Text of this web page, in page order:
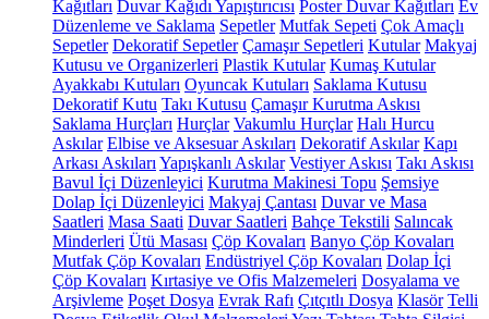
Kağıtları Duvar Kağıdı Yapıştırıcısı Poster Duvar Kağıtları Ev
Düzenleme ve Saklama Sepetler Mutfak Sepeti Çok Amaçlı
Sepetler Dekoratif Sepetler Çamaşır Sepetleri Kutular Makyaj
Kutusu ve Organizerleri Plastik Kutular Kumaş Kutular
Ayakkabı Kutuları Oyuncak Kutuları Saklama Kutusu
Dekoratif Kutu Takı Kutusu Çamaşır Kurutma Askısı
Saklama Hurçları Hurçlar Vakumlu Hurçlar Halı Hurcu
Askılar Elbise ve Aksesuar Askıları Dekoratif Askılar Kapı
Arkası Askıları Yapışkanlı Askılar Vestiyer Askısı Takı Askısı
Bavul İçi Düzenleyici Kurutma Makinesi Topu Şemsiye
Dolap İçi Düzenleyici Makyaj Çantası Duvar ve Masa
Saatleri Masa Saati Duvar Saatleri Bahçe Tekstili Salıncak
Minderleri Ütü Masası Çöp Kovaları Banyo Çöp Kovaları
Mutfak Çöp Kovaları Endüstriyel Çöp Kovaları Dolap İçi
Çöp Kovaları Kırtasiye ve Ofis Malzemeleri Dosyalama ve
Arşivleme Poşet Dosya Evrak Rafı Çıtçıtlı Dosya Klasör Telli